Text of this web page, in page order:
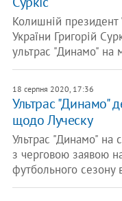
Колишній
України Григорій
ультрас "Динамо" на
18 серпня 2020, 17:36
Ультрас "Динамо"
щодо Луческу
Ультрас "Динамо" на
з черговою заявою
футбольного сезону